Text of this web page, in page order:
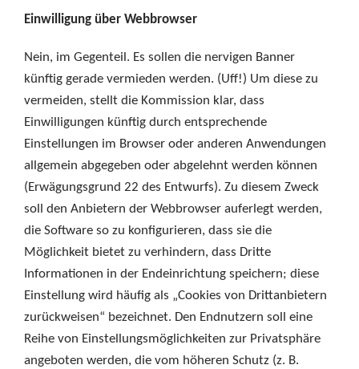
Einwilligung über Webbrowser
Nein, im Gegenteil. Es sollen die nervigen Banner
künftig gerade vermieden werden. (Uff!) Um diese zu
vermeiden, stellt die Kommission klar, dass
Einwilligungen künftig durch entsprechende
Einstellungen im Browser oder anderen Anwendungen
allgemein abgegeben oder abgelehnt werden können
(Erwägungsgrund 22 des Entwurfs). Zu diesem Zweck
soll den Anbietern der Webbrowser auferlegt werden,
die Software so zu konfigurieren, dass sie die
Möglichkeit bietet zu verhindern, dass Dritte
Informationen in der Endeinrichtung speichern; diese
Einstellung wird häufig als „Cookies von Drittanbietern
zurückweisen“ bezeichnet. Den Endnutzern soll eine
Reihe von Einstellungsmöglichkeiten zur Privatsphäre
angeboten werden, die vom höheren Schutz (z. B.